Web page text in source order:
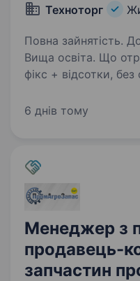
Техноторг
Повна зайнятість.
Вища освіта. Що отримаєш: Дохід без «стелі»:
фікс + відсотки, без
підтримку колег Роботу в стабільній компанії
6 днів тому
Менеджер з
продавець-
запчастин